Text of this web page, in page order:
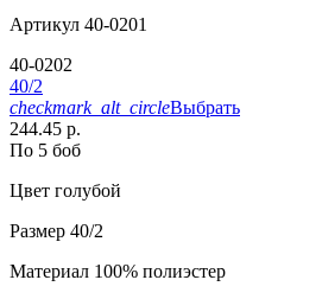
Артикул 40-0201
40-0202
40/2
checkmark_alt_circleВыбрать
244.45 р.
По 5 боб
Цвет голубой
Размер 40/2
Материал 100% полиэстер